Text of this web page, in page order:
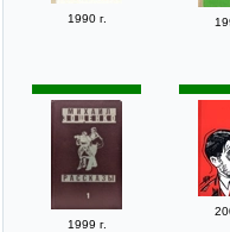
1990 г.
1999 г.